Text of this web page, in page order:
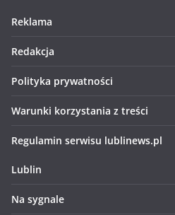
Reklama
Redakcja
Polityka prywatności
Warunki korzystania z treści
Regulamin serwisu lublinews.pl
Lublin
Na sygnale